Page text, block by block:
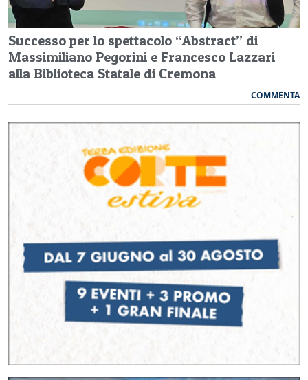
Successo per lo spettacolo “Abstract” di
Massimiliano Pegorini e Francesco Lazzari
alla Biblioteca Statale di Cremona
COMMENTA